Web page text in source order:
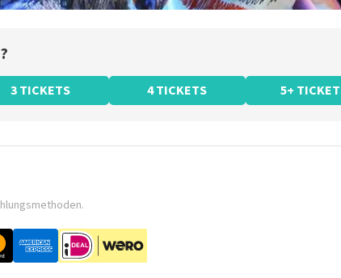
3 TICKETS 4 TICKETS 5+